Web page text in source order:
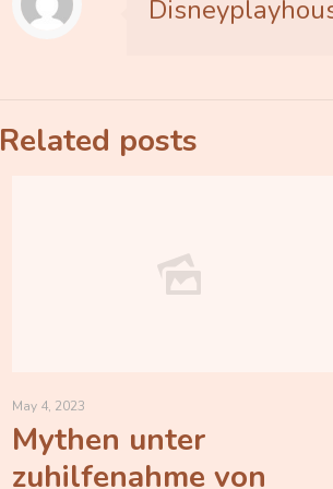
Related posts
May 4, 2023
Mythen unter
zuhilfenahme von